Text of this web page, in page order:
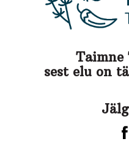
Taimne
sest elu on